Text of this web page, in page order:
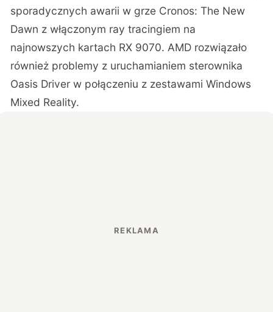
sporadycznych awarii w grze Cronos: The New
Dawn z włączonym ray tracingiem na
najnowszych kartach RX 9070. AMD rozwiązało
również problemy z uruchamianiem sterownika
Oasis Driver w połączeniu z zestawami Windows
Mixed Reality.